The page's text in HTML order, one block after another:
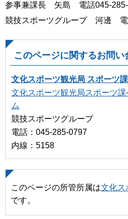
参事兼課長 矢島 電話045-285-
競技スポーツグループ 河邊 電
このページに関するお問い
文化スポーツ観光局 スポーツ課
文化スポーツ観光局スポーツ
ム
競技スポーツグループ
電話：045-285-0797
内線：5158
このページの所管所属は文化ス
です。